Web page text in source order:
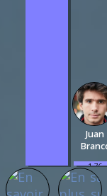
Juan
1.76
%
(14)